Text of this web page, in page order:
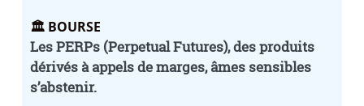
🏛️ BOURSE
Les PERPs (Perpetual Futures), des produits
dérivés à appels de marges, âmes sensibles
s’abstenir.